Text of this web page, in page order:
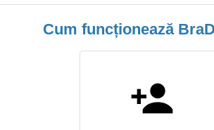
Cum funcționează